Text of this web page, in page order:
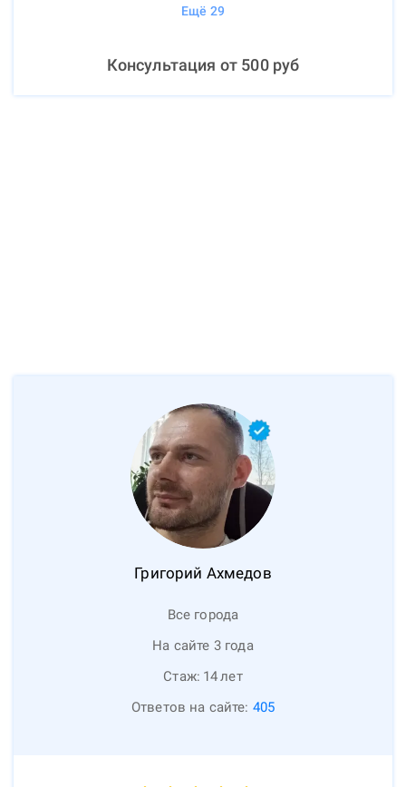
Ещё 29
Консультация от 500руб
Григорий Ахмедов
Все города
На сайте 3 года
Стаж: 14лет
Ответов на сайте: 405